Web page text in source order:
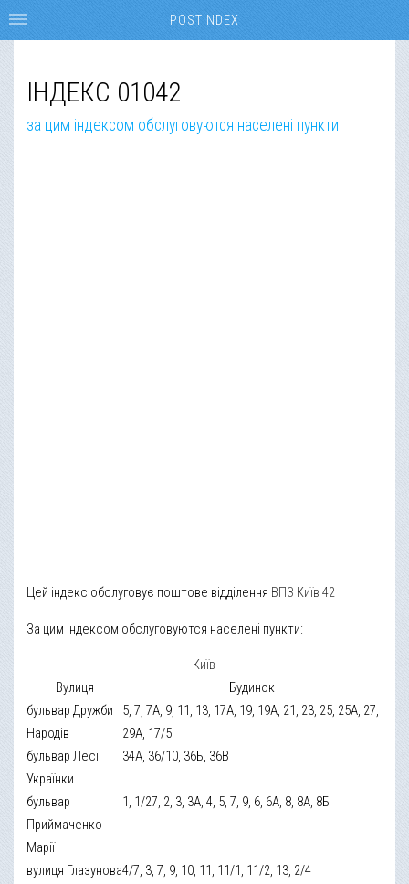
ІНДЕКС 01042
за цим індексом обслуговуются населені пункти
Цей індекс обслуговує поштове відділення ВПЗ Київ 42
За цим індексом обслуговуются населені пункти:
Київ
Вулиця
Будинок
бульвар Дружби
Народів
5, 7, 7А, 9, 11, 13, 17А, 19, 19А, 21, 23, 25, 25А, 27,
29А, 17/5
бульвар Лесі
Українки
34А, 36/10, 36Б, 36В
бульвар
Приймаченко
Марії
1, 1/27, 2, 3, 3А, 4, 5, 7, 9, 6, 6А, 8, 8А, 8Б
вулиця Глазунова4/7, 3, 7, 9, 10, 11, 11/1, 11/2, 13, 2/4
POSTINDEX